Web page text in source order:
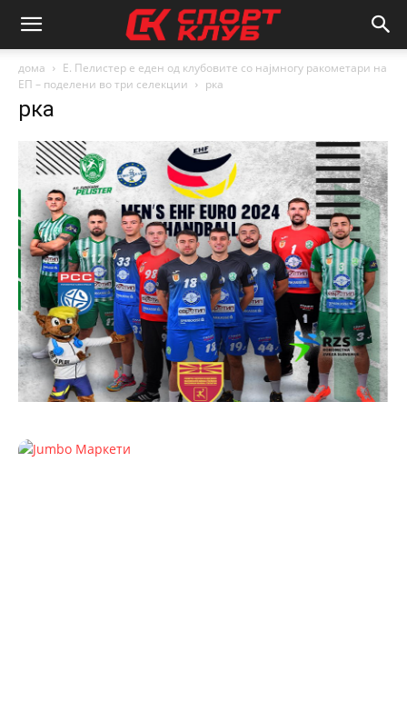
дома
E. Пелистер е еден од клубовите со најмногу ракометари на
ЕП – поделени во три селекции
рка
рка